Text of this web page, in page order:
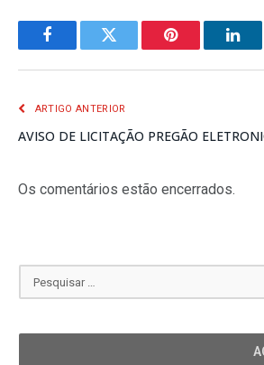
FacebookTwitter Pinterest
ARTIGO ANTERIOR
AVISO DE LICITAÇÃO PREGÃO
Os comentários estão encerrados.